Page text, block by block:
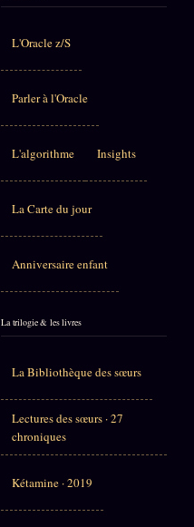
L'Oracle z/S
Parler à l'Oracle
L'algorithme Insights
La Carte du jour
Anniversaire enfant
La trilogie & les livres
La Bibliothèque des sœurs
Lectures des sœurs · 27
chroniques
Kétamine · 2019